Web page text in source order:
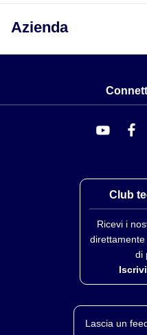
Azienda
Club
Ricevi i
di
Lascia un